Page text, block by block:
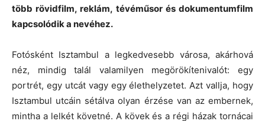
több rövidfilm, reklám, tévéműsor és dokumentumfilm
kapcsolódik a nevéhez.
Fotósként Isztambul a legkedvesebb városa, akárhová
néz, mindig talál valamilyen megörökítenivalót: egy
portrét, egy utcát vagy egy élethelyzetet. Azt vallja, hogy
Isztambul utcáin sétálva olyan érzése van az embernek,
mintha a lelkét követné. A kövek és a régi házak tornácai